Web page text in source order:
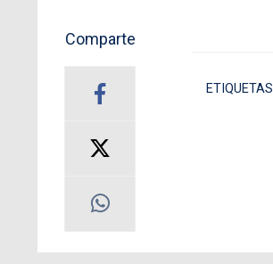
Comparte
ETIQUETAS